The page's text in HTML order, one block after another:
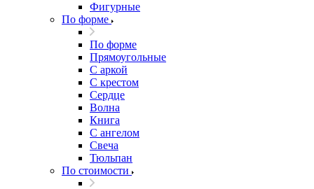
Фигурные
По форме
По форме
Прямоугольные
С аркой
С крестом
Сердце
Волна
Книга
С ангелом
Свеча
Тюльпан
По стоимости